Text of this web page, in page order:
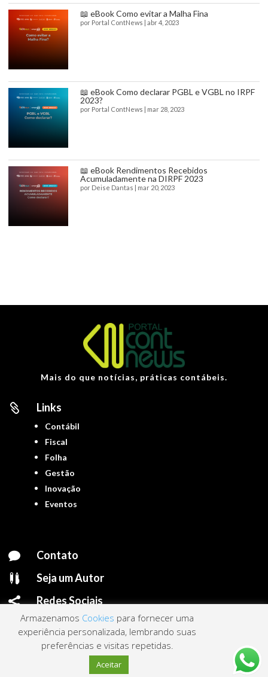
📖 eBook Como evitar a Malha Fina
por Portal ContNews | abr 4, 2023
📖 eBook Como declarar PGBL e VGBL no IRPF
2023?
por Portal ContNews | mar 28, 2023
📖 eBook Rendimentos Recebidos
Acumuladamente na DIRPF 2023
por Deise Dantas | mar 20, 2023
Mais do que notícias, práticas contábeis.
 Links
Contábil
Fiscal
Folha
Gestão
Inovação
Eventos
 Contato
 Seja um Autor
 Redes Sociais
Portal ContNews © 2022 – Todos os direitos reservados | Mantido porLink
Armazenamos Cookies para fornecer uma
experiência personalizada, lembrando suas
preferências e visitas repetidas.
Aceitar